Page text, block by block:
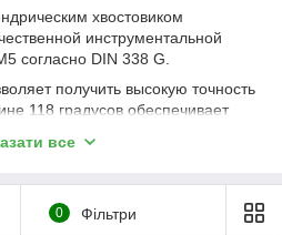
хвостовиком
инструментальной
согласно DIN 338 G.
получить высокую точность
118 градусов обеспечивает
а также быстрое сверление в
сырья, особая
сверла в процессе производства
все
0 Фільтри